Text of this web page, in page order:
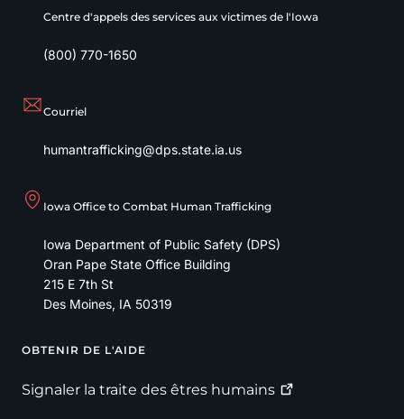
Centre d'appels des services aux victimes de l'Iowa
(800) 770-1650
Courriel
humantrafficking@dps.state.ia.us
Iowa Office to Combat Human Trafficking
Iowa Department of Public Safety (DPS)
Oran Pape State Office Building
215 E 7th St
Des Moines, IA 50319
Footer
OBTENIR DE L'AIDE
Signaler la traite des êtres humains